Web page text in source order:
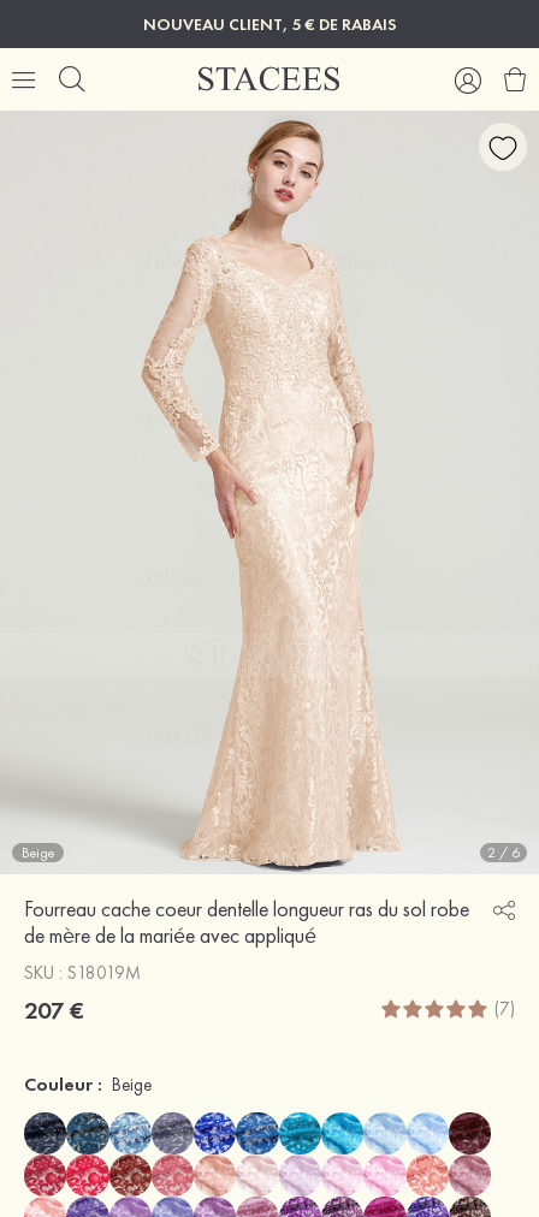
NOUVEAU CLIENT, 5 € DE RABAIS
Beige 2 / 6
Fourreau cache coeur dentelle longueur ras du sol robe
de mère de la mariée avec appliqué
SKU : S18019M
207 € (7)
Couleur : Beige